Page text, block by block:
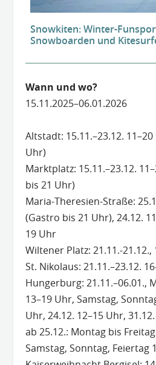
Snowkiten: Winter-
Snowboarden und
Wann und wo?
15.11.2025–06.01.2026
Altstadt: 15.11.–23.12.
Uhr)
Marktplatz: 15.11.–23.12.
bis 21 Uhr)
Maria-Theresien-Straße:
(Gastro bis 21 Uhr), 24.12.
19 Uhr
Wiltener Platz: 21.11.-21.12.,
St. Nikolaus: 21.11.–23.12.
Hungerburg: 21.11.–06.01.,
13–19 Uhr, Samstag,
Uhr, 24.12. 12–15 Uhr,
ab 25.12.: Montag bis
Samstag, Sonntag, Feiertag